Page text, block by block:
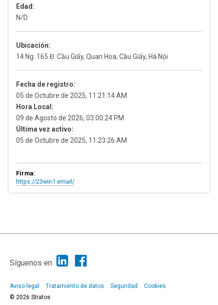
Edad:
N/D
Ubicación:
14 Ng. 165 Đ. Cầu Giấy, Quan Hoa, Cầu Giấy, Hà Nội
Fecha de registro:
05 de Octubre de 2025, 11:21:14 AM
Hora Local:
09 de Agosto de 2026, 03:00:24 PM
Última vez activo:
05 de Octubre de 2025, 11:23:26 AM
Firma:
https://23win1.email/
|
Síguenos en
Aviso legal Tratamiento de datos Seguridad
Cookies
© 2026 Stratos